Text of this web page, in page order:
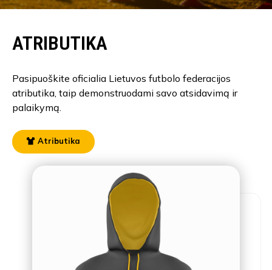
ATRIBUTIKA
Pasipuoškite oficialia Lietuvos futbolo federacijos
atributika, taip demonstruodami savo atsidavimą ir
palaikymą.
Atributika